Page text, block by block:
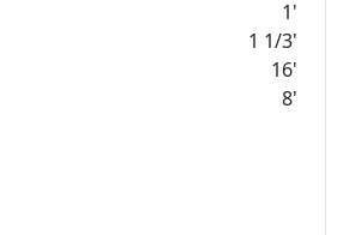
1'
1 1/3'
16'
8'